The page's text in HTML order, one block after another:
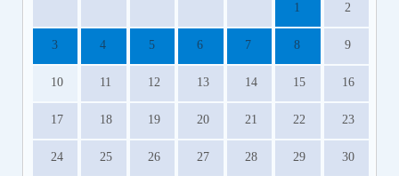
1 2
3 4 5 6 7 8 9
10 11 12 13 14 15 16
17 18 19 20 21 22 23
24 25 26 27 28 29 30